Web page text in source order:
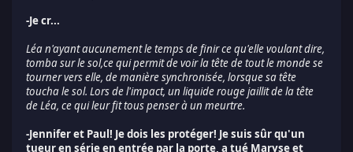
-Je cr...
Léa n'ayant aucunement le temps de finir ce qu'elle voulant dire,
tomba sur le sol,ce qui permit de voir la tête de tout le monde se
tourner vers elle, de manière synchronisée, lorsque sa tête
toucha le sol. Lors de l'impact, un liquide rouge jaillit de la tête
de Léa, ce qui leur fit tous penser à un meurtre.
-Jennifer et Paul! Je dois les protéger! Je suis sûr qu'un
tueur en série en entrée par la porte, a tué Maryse et